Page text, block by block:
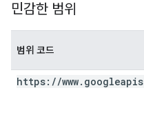
민감한 범위
범위 코드
https: //www. googleapis